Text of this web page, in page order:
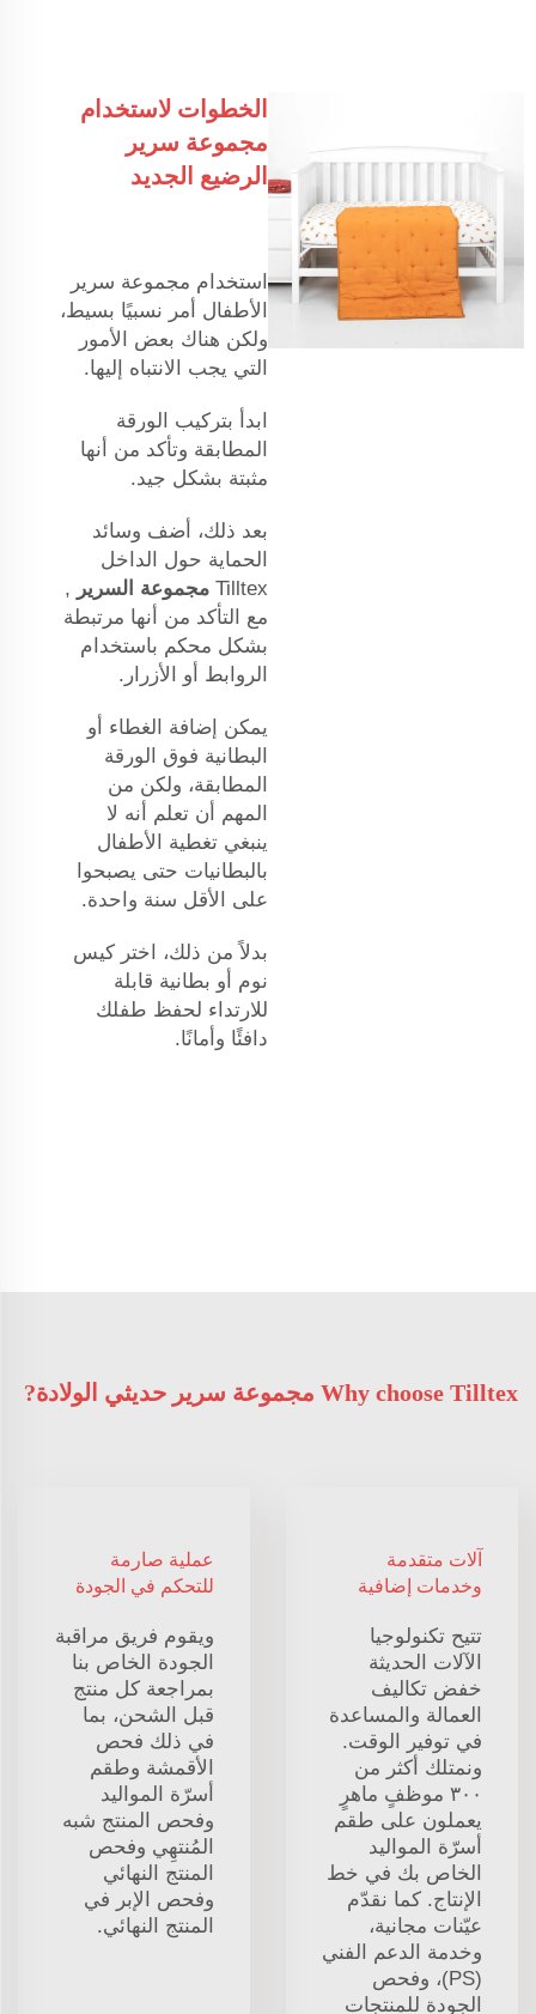
الخطوات لاستخدام
مجموعة سرير
الرضيع الجديد
استخدام مجموعة سرير
الأطفال أمر نسبيًا بسيط،
ولكن هناك بعض الأمور
التي يجب الانتباه إليها.
ابدأ بتركيب الورقة
المطابقة وتأكد من أنها
مثبتة بشكل جيد.
بعد ذلك، أضف وسائد
الحماية حول الداخل
Tilltex مجموعة السرير ,
مع التأكد من أنها مرتبطة
بشكل محكم باستخدام
الروابط أو الأزرار.
يمكن إضافة الغطاء أو
البطانية فوق الورقة
المطابقة، ولكن من
المهم أن تعلم أنه لا
ينبغي تغطية الأطفال
بالبطانيات حتى يصبحوا
على الأقل سنة واحدة.
بدلاً من ذلك، اختر كيس
نوم أو بطانية قابلة
للارتداء لحفظ طفلك
دافئًا وأمانًا.
Why choose Tilltex مجموعة سرير حديثي الولادة?
آلات متقدمة
وخدمات إضافية
تتيح تكنولوجيا
الآلات الحديثة
خفض تكاليف
العمالة والمساعدة
في توفير الوقت.
ونمتلك أكثر من
٣٠٠ موظفٍ ماهرٍ
يعملون على طقم
أسرّة المواليد
الخاص بك في خط
الإنتاج. كما نقدّم
عيّنات مجانية،
وخدمة الدعم الفني
(PS)، وفحص
الجودة للمنتجات
عملية صارمة
للتحكم في الجودة
ويقوم فريق مراقبة
الجودة الخاص بنا
بمراجعة كل منتج
قبل الشحن، بما
في ذلك فحص
الأقمشة وطقم
أسرّة المواليد
وفحص المنتج شبه
المُنتهِي وفحص
المنتج النهائي
وفحص الإبر في
المنتج النهائي.